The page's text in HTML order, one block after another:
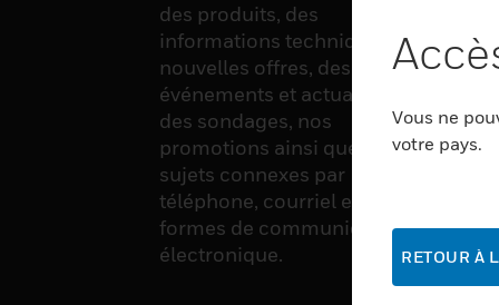
des produits, des
informations techniques, de
nouvelles offres, des
événements et actualités,
des sondages, nos
promotions ainsi que divers
sujets connexes par
téléphone, courriel et autres
formes de communication
électronique.
Vous ne
votre pays.
RETOUR À